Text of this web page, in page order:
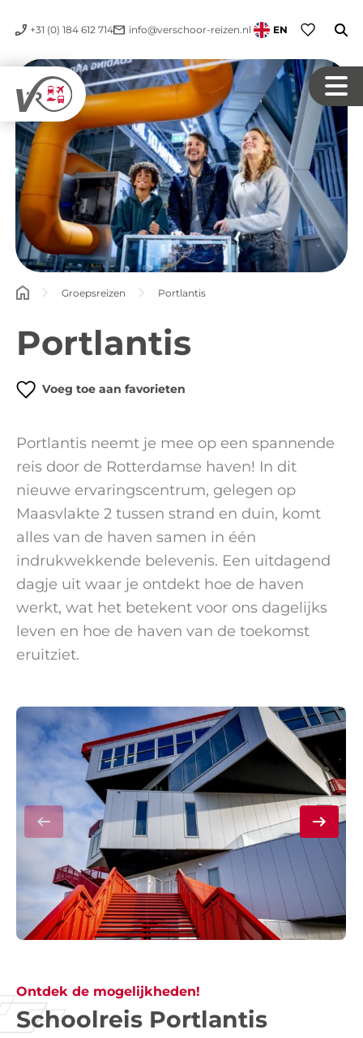
+31 (0) 184 612 714 info@verschoor-reizen.nl EN
Groepsreizen Portlantis
Portlantis
Voeg toe aan favorieten
Portlantis neemt je mee op een spannende
reis door de Rotterdamse haven! In dit
nieuwe ervaringscentrum, gelegen op
Maasvlakte 2 tussen strand en duin, komt
alles van de haven samen in één
indrukwekkende belevenis. Een uitdagend
dagje uit waar je ontdekt hoe de haven
werkt, wat het betekent voor ons dagelijks
leven en hoe de haven van de toekomst
eruitziet.
Ontdek de mogelijkheden!
Schoolreis Portlantis